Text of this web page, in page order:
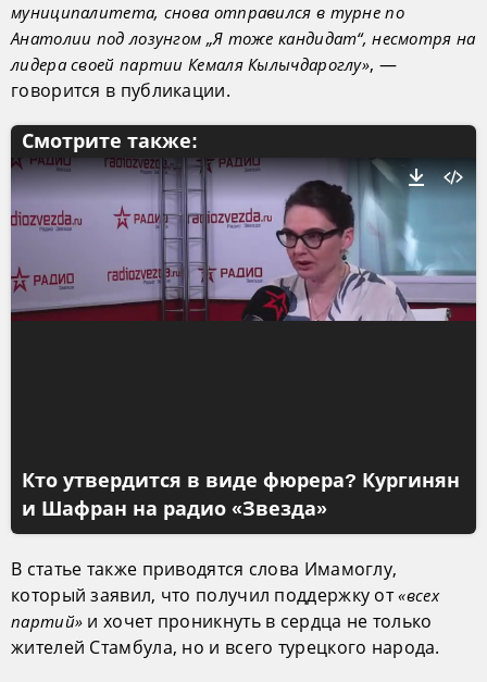
муниципалитета, снова отправился в турне по
Анатолии под лозунгом „Я тоже кандидат“, несмотря на
лидера своей партии Кемаля Кылычдароглу», —
говорится в публикации.
Смотрите также:
Кто утвердится в виде фюрера? Кургинян
и Шафран на радио «Звезда»
В статье также приводятся слова Имамоглу,
который заявил, что получил поддержку от«всех
партий» и хочет проникнуть в сердца не только
жителей Стамбула, но и всего турецкого народа.